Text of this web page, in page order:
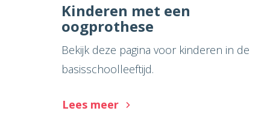
Kinderen met een
oogprothese
Bekijk deze pagina voor kinderen in de
basisschoolleeftijd.
Lees meer